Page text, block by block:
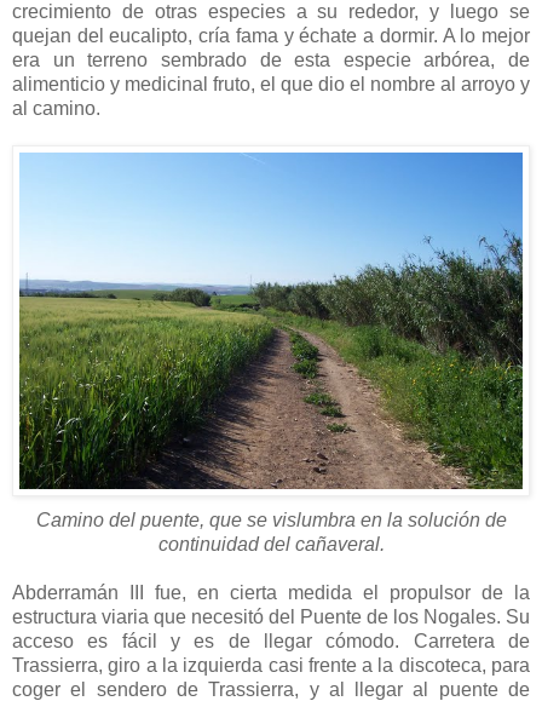
crecimiento de otras especies a su rededor, y luego se
quejan del eucalipto, cría fama y échate a dormir. A lo mejor
era un terreno sembrado de esta especie arbórea, de
alimenticio y medicinal fruto, el que dio el nombre al arroyo y
al camino.
Camino del puente, que se vislumbra en la solución de
continuidad del cañaveral.
Abderramán III fue, en cierta medida el propulsor de la
estructura viaria que necesitó del Puente de los Nogales. Su
acceso es fácil y es de llegar cómodo. Carretera de
Trassierra, giro a la izquierda casi frente a la discoteca, para
coger el sendero de Trassierra, y al llegar al puente de